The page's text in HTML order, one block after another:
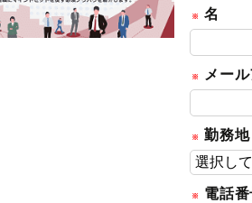
名
メー
勤務地
電話番